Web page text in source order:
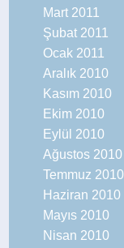
Mart 2011
Şubat 2011
Ocak 2011
Aralık 2010
Kasım 2010
Ekim 2010
Eylül 2010
Ağustos 2010
Temmuz 2010
Haziran 2010
Mayıs 2010
Nisan 2010